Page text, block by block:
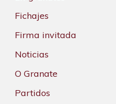
Fichajes
Firma invitada
Noticias
O Granate
Partidos